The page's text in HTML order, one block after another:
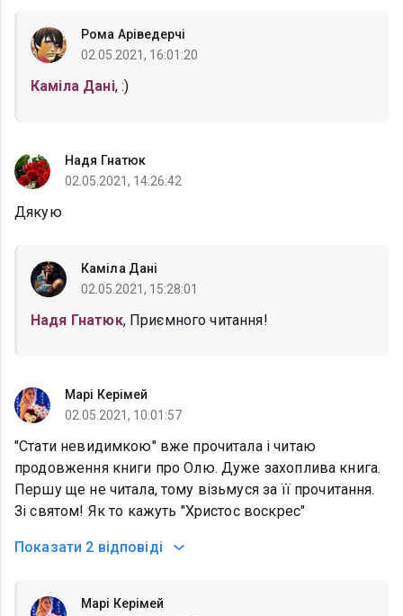
Рома Аріведерчі
02.05.2021, 16:01:20
Каміла Дані, :)
Надя Гнатюк
02.05.2021, 14:26:42
Дякую
Каміла Дані
02.05.2021, 15:28:01
Надя Гнатюк, Приємного читання!
Марі Керімей
02.05.2021, 10:01:57
"Стати невидимкою" вже прочитала і читаю
продовження книги про Олю. Дуже захоплива книга.
Першу ще не читала, тому візьмуся за її прочитання.
Зі святом! Як то кажуть "Христос воскрес"
Показати 2 відповіді
Марі Керімей